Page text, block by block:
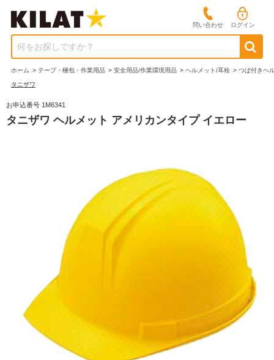
問い合わせ ログイン
何をお探しですか？
ホーム > テープ・梱包・作業用品 > 安全用品/作業環境用品 > ヘルメット/耳栓 > つば付きヘ
タニザワ
お申込番号 1M6341
タニザワ ヘルメット アメリカンタイプ イエロー